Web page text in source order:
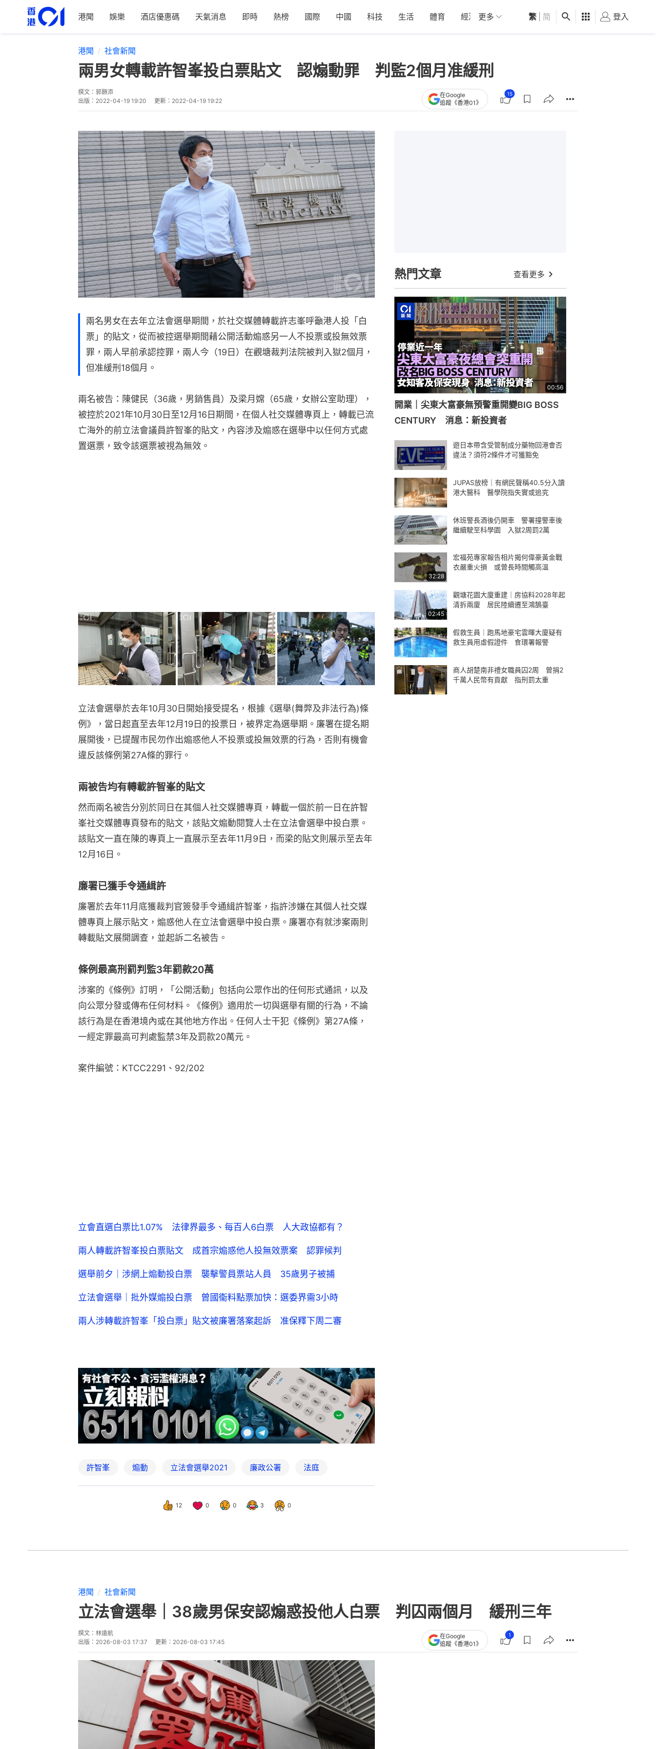
港聞 娛樂 酒店優惠碼 天氣消息 即時 熱榜 國際 中國 科技 生活 體育 經濟 01深圳 觀點 健康 好食玩飛
更多 繁 简 登入
港聞 社會新聞
兩男女轉載許智峯投白票貼文 認煽動罪 判監2個月准緩刑
撰文： 郭顥添
出版： 2022-04-19 19:20 更新： 2022-04-19 19:22
在Google
追蹤《香港01》
15
兩名男女在去年立法會選舉期間，於社交媒體轉載許志峯呼籲港人投「白
票」的貼文，從而被控選舉期間藉公開活動煽惑另一人不投票或投無效票
罪，兩人早前承認控罪，兩人今（19日）在觀塘裁判法院被判入獄2個月，
但准緩刑18個月。
兩名被告：陳健民（36歲，男銷售員）及梁月嫦（65歲，女辦公室助理），
被控於2021年10月30日至12月16日期間，在個人社交媒體專頁上，轉載已流
亡海外的前立法會議員許智峯的貼文，內容涉及煽惑在選舉中以任何方式處
置選票，致令該選票被視為無效。
立法會選舉於去年10月30日開始接受提名，根據《選舉(舞弊及非法行為)條
例》，當日起直至去年12月19日的投票日，被界定為選舉期。廉署在提名期
展開後，已提醒市民勿作出煽惑他人不投票或投無效票的行為，否則有機會
違反該條例第27A條的罪行。
兩被告均有轉載許智峯的貼文
然而兩名被告分別於同日在其個人社交媒體專頁，轉載一個於前一日在許智
峯社交媒體專頁發布的貼文，該貼文煽動閱覽人士在立法會選舉中投白票。
該貼文一直在陳的專頁上一直展示至去年11月9日，而梁的貼文則展示至去年
12月16日。
廉署已獲手令通緝許
廉署於去年11月底獲裁判官簽發手令通緝許智峯，指許涉嫌在其個人社交媒
體專頁上展示貼文，煽惑他人在立法會選舉中投白票。廉署亦有就涉案兩則
轉載貼文展開調查，並起訴二名被告。
條例最高刑罰判監3年罰款20萬
涉案的《條例》訂明，「公開活動」包括向公眾作出的任何形式通訊，以及
向公眾分發或傳布任何材料。《條例》適用於一切與選舉有關的行為，不論
該行為是在香港境內或在其他地方作出。任何人士干犯《條例》第27A條，
一經定罪最高可判處監禁3年及罰款20萬元。
案件編號：KTCC2291、92/202
立會直選白票比1.07% 法律界最多、每百人6白票 人大政協都有？
兩人轉載許智峯投白票貼文 成首宗煽惑他人投無效票案 認罪候判
選舉前夕｜涉網上煽動投白票 襲擊警員票站人員 35歲男子被捕
立法會選舉｜批外媒煽投白票 曾國衞料點票加快：選委界需3小時
兩人涉轉載許智峯「投白票」貼文被廉署落案起訴 准保釋下周二審
許智峯 煽動 立法會選舉2021 廉政公署 法庭
12 0 0 3 0
熱門文章 查看更多
00:56
開業｜尖東大富豪無預警重開變BIG BOSS
CENTURY 消息：新投資者
遊日本帶含受管制成分藥物回港會否
違法？須符2條件才可獲豁免
JUPAS放榜｜有網民聲稱40.5分入讀
港大醫科 醫學院指失實或追究
休班警長酒後仍開車 警署撞警車後
繼續駛至科學園 入獄2周罰2萬
32:28
宏福苑專家報告相片揭何偉豪黃金戰
衣嚴重火損 或曾長時間觸高溫
02:45
觀塘花園大廈重建｜房協料2028年起
清拆兩廈 居民陸續遷至鴻鵠臺
假救生員｜跑馬地豪宅雲暉大廈疑有
救生員用虛假證件 食環署報警
商人胡楚南非禮女職員囚2周 曾捐2
千萬人民幣有貢獻 指刑罰太重
港聞 社會新聞
立法會選舉｜38歲男保安認煽惑投他人白票 判囚兩個月 緩刑三年
撰文： 林遠航
出版： 2026-08-03 17:37 更新： 2026-08-03 17:45
在Google
追蹤《香港01》
1